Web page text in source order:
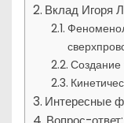
Вклад Игоря
Создание
Интересные